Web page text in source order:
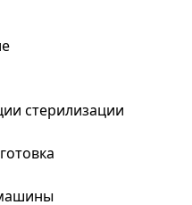
стерилизации